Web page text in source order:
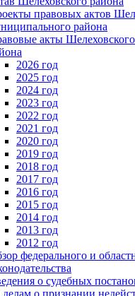
правовых актов
района
акты
2026 год
2025 год
2024 год
2023 год
2022 год
2021 год
2020 год
2019 год
2018 год
2017 год
2016 год
2015 год
2014 год
2013 год
2012 год
федерального и
о судебных
делам о признании